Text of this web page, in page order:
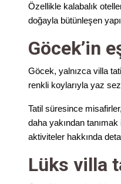
Özellikle kalabalık
doğayla bütünleşen
Göcek’in
Göcek, yalnızca villa
renkli koylarıyla yaz
Tatil süresince
daha yakından
aktiviteler hakkında
Lüks villa